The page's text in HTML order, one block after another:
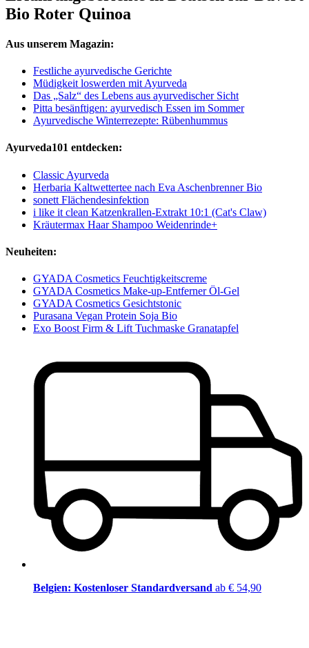
Bio Roter Quinoa
Aus unserem Magazin:
Festliche ayurvedische Gerichte
Müdigkeit loswerden mit Ayurveda
Das „Salz“ des Lebens aus ayurvedischer Sicht
Pitta besänftigen: ayurvedisch Essen im Sommer
Ayurvedische Winterrezepte: Rübenhummus
Ayurveda101 entdecken:
Classic Ayurveda
Herbaria Kaltwettertee nach Eva Aschenbrenner Bio
sonett Flächendesinfektion
i like it clean Katzenkrallen-Extrakt 10:1 (Cat's Claw)
Kräutermax Haar Shampoo Weidenrinde+
Neuheiten:
GYADA Cosmetics Feuchtigkeitscreme
GYADA Cosmetics Make-up-Entferner Öl-Gel
GYADA Cosmetics Gesichtstonic
Purasana Vegan Protein Soja Bio
Exo Boost Firm & Lift Tuchmaske Granatapfel
Belgien: Kostenloser Standardversand ab € 54,90